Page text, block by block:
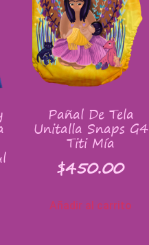
Pañal De Tela
Unitalla Snaps G4
Titi Mía
$450.00
Añadir al carrito